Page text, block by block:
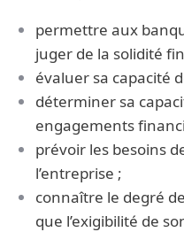
permettre aux
juger de la solidité
évaluer sa capacité
déterminer sa
engagements
prévoir les besoins
l’entreprise ;
connaître le degré
que l’exigibilité de